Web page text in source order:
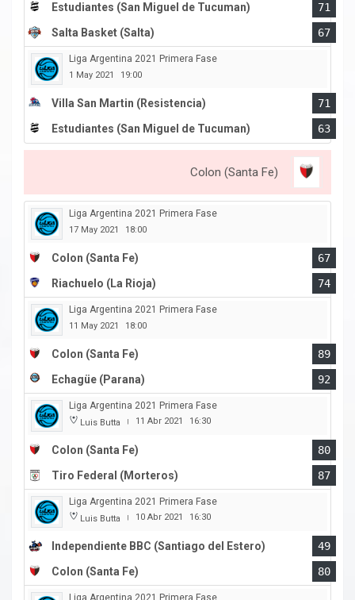
Estudiantes (San Miguel de Tucuman)
71
Salta Basket (Salta)
67
Liga Argentina 2021 Primera Fase
1 May 2021 19:00
Villa San Martin (Resistencia)
71
Estudiantes (San Miguel de Tucuman)
63
Colon (Santa Fe)
Liga Argentina 2021 Primera Fase
17 May 2021 18:00
Colon (Santa Fe)
67
Riachuelo (La Rioja)
74
Liga Argentina 2021 Primera Fase
11 May 2021 18:00
Colon (Santa Fe)
89
Echagüe (Parana)
92
Liga Argentina 2021 Primera Fase
Luis Butta | 11 Abr 2021 16:30
Colon (Santa Fe)
80
Tiro Federal (Morteros)
87
Liga Argentina 2021 Primera Fase
Luis Butta | 10 Abr 2021 16:30
Independiente BBC (Santiago del Estero)
49
Colon (Santa Fe)
80